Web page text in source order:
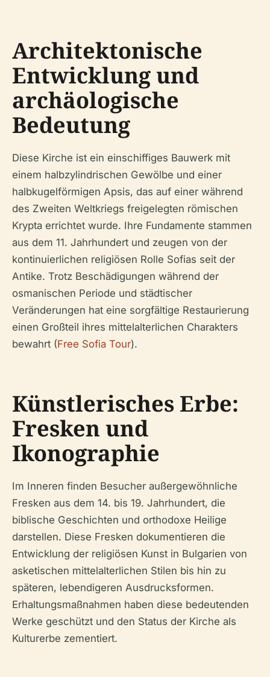
Architektonische
Entwicklung und
archäologische
Bedeutung
Diese Kirche ist ein einschiffiges Bauwerk mit
einem halbzylindrischen Gewölbe und einer
halbkugelförmigen Apsis, das auf einer während
des Zweiten Weltkriegs freigelegten römischen
Krypta errichtet wurde. Ihre Fundamente stammen
aus dem 11. Jahrhundert und zeugen von der
kontinuierlichen religiösen Rolle Sofias seit der
Antike. Trotz Beschädigungen während der
osmanischen Periode und städtischer
Veränderungen hat eine sorgfältige Restaurierung
einen Großteil ihres mittelalterlichen Charakters
bewahrt (Free Sofia Tour).
Künstlerisches Erbe:
Fresken und
Ikonographie
Im Inneren finden Besucher außergewöhnliche
Fresken aus dem 14. bis 19. Jahrhundert, die
biblische Geschichten und orthodoxe Heilige
darstellen. Diese Fresken dokumentieren die
Entwicklung der religiösen Kunst in Bulgarien von
asketischen mittelalterlichen Stilen bis hin zu
späteren, lebendigeren Ausdrucksformen.
Erhaltungsmaßnahmen haben diese bedeutenden
Werke geschützt und den Status der Kirche als
Kulturerbe zementiert.